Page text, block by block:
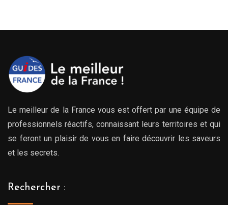
Le meilleur de la France vous est offert par une équipe de
professionnels réactifs, connaissant leurs territoires et qui
se feront un plaisir de vous en faire découvrir les saveurs
et les secrets.
Rechercher :